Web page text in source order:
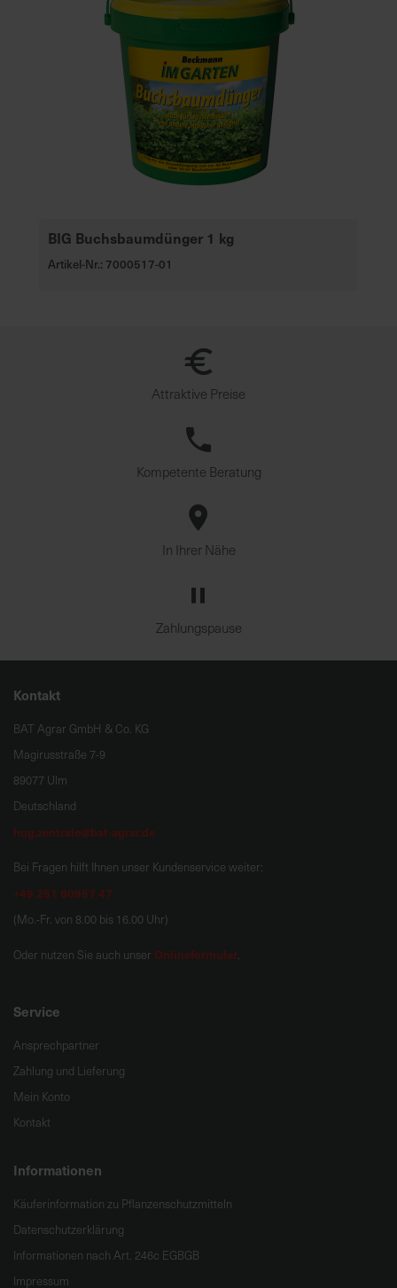
BIG Buchsbaumdünger 1 kg
Artikel-Nr.: 7000517-01
Attraktive Preise
Kompetente Beratung
In Ihrer Nähe
Zahlungspause
Kontakt
BAT Agrar GmbH & Co. KG
Magirusstraße 7-9
89077 Ulm
Deutschland
hug.zentrale@bat-agrar.de
Bei Fragen hilft Ihnen unser Kundenservice weiter:
+49 251 60957 47
(Mo.-Fr. von 8.00 bis 16.00 Uhr)
Oder nutzen Sie auch unser Onlineformular.
Service
Ansprechpartner
Zahlung und Lieferung
Mein Konto
Kontakt
Informationen
Käuferinformation zu Pflanzenschutzmitteln
Datenschutzerklärung
Informationen nach Art. 246c EGBGB
Impressum